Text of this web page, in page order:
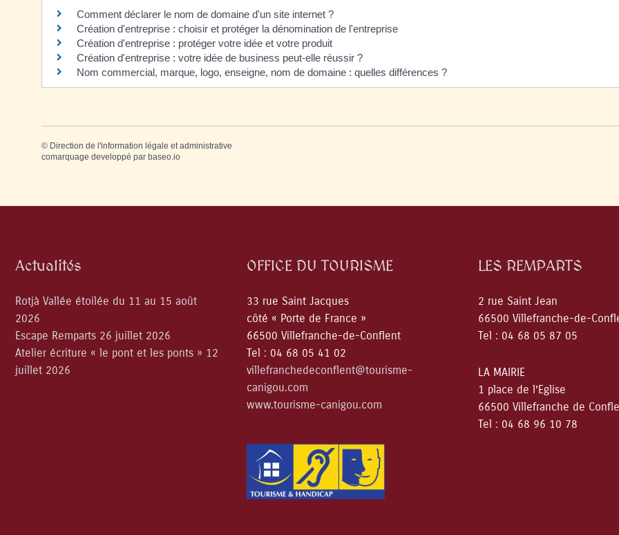
Comment déclarer le nom de domaine d'un site internet ?
Création d'entreprise : choisir et protéger la dénomination de l'entreprise
Création d'entreprise : protéger votre idée et votre produit
Création d'entreprise : votre idée de business peut-elle réussir ?
Nom commercial, marque, logo, enseigne, nom de domaine : quelles différences ?
© Direction de l'information légale et administrative
comarquage developpé par baseo.io
Actualités
Rotjà Vallée étoilée du 11 au 15 août
2026
Escape Remparts 26 juillet 2026
Atelier écriture « le pont et les ponts » 12
juillet 2026
OFFICE DU TOURISME
33 rue Saint Jacques
côté « Porte de France »
66500 Villefranche-de-Conflent
Tel : 04 68 05 41 02
villefranchedeconflent@tourisme-
canigou.com
www.tourisme-canigou.com
LES REMPARTS
2 rue Saint Jean
66500 Villefranche-de-
Tel : 04 68 05 87 05
LA MAIRIE
1 place de l’Eglise
66500 Villefranche de
Tel : 04 68 96 10 78